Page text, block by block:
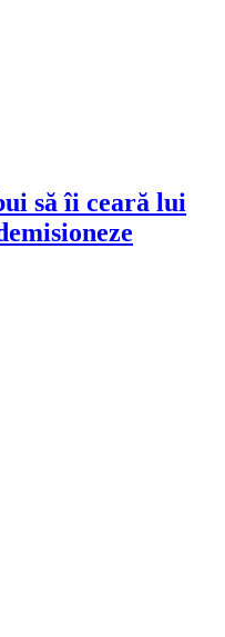
să îi ceară lui